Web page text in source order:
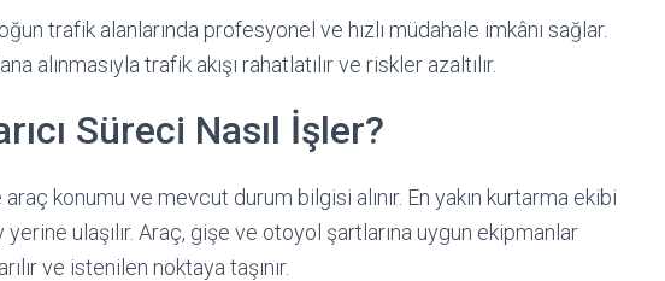
trafik alanlarında profesyonel ve hızlı müdahale imkânı sağlar.
alınmasıyla trafik akışı rahatlatılır ve riskler azaltılır.
Süreci Nasıl İşler?
konumu ve mevcut durum bilgisi alınır. En yakın kurtarma ekibi
ulaşılır. Araç, gişe ve otoyol şartlarına uygun ekipmanlar
ve istenilen noktaya taşınır.